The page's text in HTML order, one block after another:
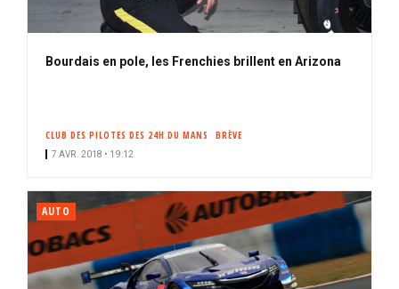
Bourdais en pole, les Frenchies brillent en Arizona
CLUB DES PILOTES DES 24H DU MANS BRÈVE
7 AVR. 2018 • 19:12
AUTO